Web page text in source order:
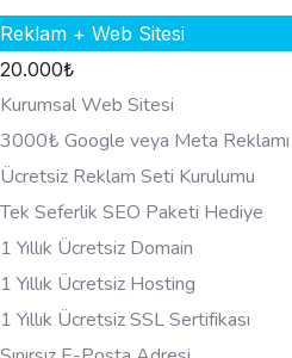
Reklam + Web Sitesi
20.000₺
Kurumsal Web Sitesi
3000₺ Google veya Meta Reklamı
Ücretsiz Reklam Seti Kurulumu
Tek Seferlik SEO Paketi Hediye
1 Yıllık Ücretsiz Domain
1 Yıllık Ücretsiz Hosting
1 Yıllık Ücretsiz SSL Sertifikası